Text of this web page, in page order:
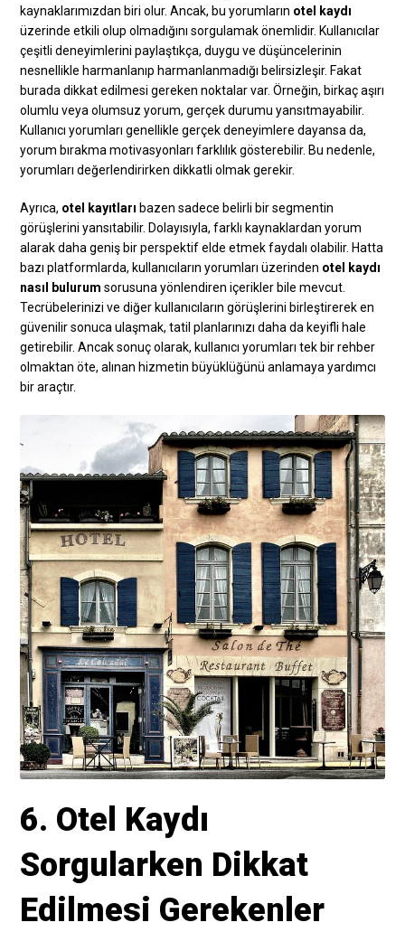
kaynaklarımızdan biri olur. Ancak, bu yorumların otel kaydı
üzerinde etkili olup olmadığını sorgulamak önemlidir. Kullanıcılar
çeşitli deneyimlerini paylaştıkça, duygu ve düşüncelerinin
nesnellikle harmanlanıp harmanlanmadığı belirsizleşir. Fakat
burada dikkat edilmesi gereken noktalar var. Örneğin, birkaç aşırı
olumlu veya olumsuz yorum, gerçek durumu yansıtmayabilir.
Kullanıcı yorumları genellikle gerçek deneyimlere dayansa da,
yorum bırakma motivasyonları farklılık gösterebilir. Bu nedenle,
yorumları değerlendirirken dikkatli olmak gerekir.
Ayrıca, otel kayıtları bazen sadece belirli bir segmentin
görüşlerini yansıtabilir. Dolayısıyla, farklı kaynaklardan yorum
alarak daha geniş bir perspektif elde etmek faydalı olabilir. Hatta
bazı platformlarda, kullanıcıların yorumları üzerinden otel kaydı
nasıl bulurum sorusuna yönlendiren içerikler bile mevcut.
Tecrübelerinizi ve diğer kullanıcıların görüşlerini birleştirerek en
güvenilir sonuca ulaşmak, tatil planlarınızı daha da keyifli hale
getirebilir. Ancak sonuç olarak, kullanıcı yorumları tek bir rehber
olmaktan öte, alınan hizmetin büyüklüğünü anlamaya yardımcı
bir araçtır.
6. Otel Kaydı
Sorgularken Dikkat
Edilmesi Gerekenler